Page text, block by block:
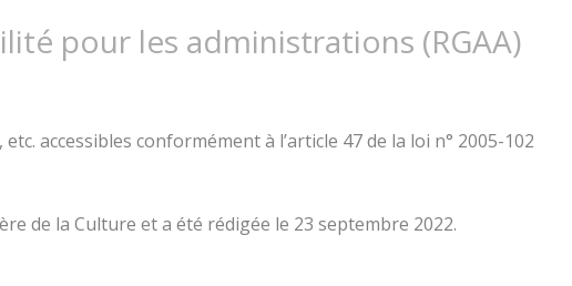
pour les administrations (RGAA)
accessibles conformément à l’article 47 de la loi n° 2005-102
de la Culture et a été rédigée le 23 septembre 2022.